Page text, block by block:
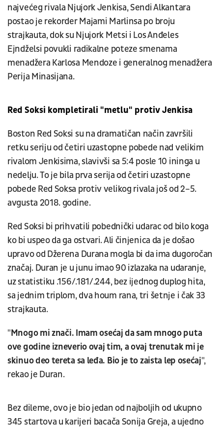
najvećeg rivala Njujork Jenkisa, Sendi Alkantara
postao je rekorder Majami Marlinsa po broju
strajkauta, dok su Njujork Metsi i Los Anđeles
Ejndželsi povukli radikalne poteze smenama
menadžera Karlosa Mendoze i generalnog menadžera
Perija Minasijana.
Red Soksi kompletirali "metlu" protiv Jenkisa
Boston Red Soksi su na dramatičan način završili
retku seriju od četiri uzastopne pobede nad velikim
rivalom Jenkisima, slavivši sa 5:4 posle 10 ininga u
nedelju. To je bila prva serija od četiri uzastopne
pobede Red Soksa protiv velikog rivala još od 2–5.
avgusta 2018. godine.
Red Soksi bi prihvatili pobednički udarac od bilo koga
ko bi uspeo da ga ostvari. Ali činjenica da je došao
upravo od Džerena Durana mogla bi da ima dugoročan
značaj. Duran je u junu imao 90 izlazaka na udaranje,
uz statistiku .156/.181/.244, bez ijednog duplog hita,
sa jednim triplom, dva houm rana, tri šetnje i čak 33
strajkauta.
"Mnogo mi znači. Imam osećaj da sam mnogo puta
ove godine izneverio ovaj tim, a ovaj trenutak mi je
skinuo deo tereta sa leđa. Bio je to zaista lep osećaj",
rekao je Duran.
Bez dileme, ovo je bio jedan od najboljih od ukupno
345 startova u karijeri bacača Sonija Greja, a ujedno